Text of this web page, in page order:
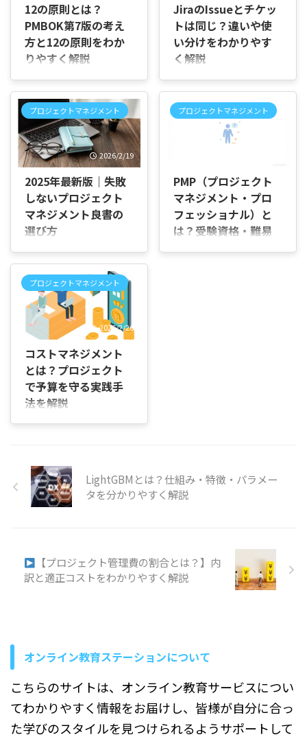
12の原則とは？
PMBOK第7版の考え
方と12の原則をわか
りやすく解説
てくる12の原則って、何を意
味しているの？」「これまで
のPMBOKと何が変わった
の？」「試験対策や実務で
は、12の原則をどのように理
解すればいいの？」と迷って
は、プロジェクトを進めるう
えで大切にしたい考え方とし
て、12の原則が示されていま
す。 この記事では、PMBOK
理しながら、12の原則が何を
表しているのかを順を追って
説明していきます。 12の原
則とは？PMBOK第7版で重視
される考え方 PMBOK第7版で
は、手順 ...
JiraのIssueとチケッ
トは同じ？違いや使
い分けをわかりやす
く解説
ットは、同じ意味で使ってよ
いのだろう」「メンバーによ
って呼び方が違い、会話の内
容がずれてしまわないか不
安」と感じていませんか。
に、社内では「チケットを作
成して」「このチケットを担
当して」と言われることがあ
り、どちらの言葉を使えばよ
事では、Issueとチケットの意
プロジェクトマネジメント
2026/2/19
2025年最新版｜失敗
しないプロジェクト
マネジメント良書の
選び方
トマネジメントの良書・おす
すめ本総まとめ プロジェクト
マネジメントは、ビジネスや
教育、IT業界など幅広い分野
で重要なスキルです。効率よ
く成果を出すためには、しっ
欠かせません。この章では、
2025年最新のおすすめ本や
良書を総まとめとして紹介
し、選ぶ際のポイントも詳し
を選ぶ際の大事なポイント
す。プロジェクトの立ち上げ
から終結まで、一連の流れを
筋道立てて学べる本は基礎固
めに最適で ...
プロジェクトマネジメント
PMP（プロジェクト
マネジメント・プロ
フェッショナル）と
は？受験資格・難易
の難易度、取得によって得ら
れるメリット、取得を検討す
プロジェクトマネジメント
2026/2/26
コストマネジメント
とは？プロジェクト
で予算を守る実践手
法を解説
はじめに 「なぜか最後に予算
せんか？コストマネジメント
とは、あらかじめ決めた予算
の金額の中で、プロジェクト
まず、プロジェクト全体でい
くら使うのか総額をはっきり
決めます。次に、その総額を
どおりかどうかを、毎月・毎
字で確認しま ...
LightGBMとは？仕組み・特徴・パラメー
タを分かりやすく解説
【プロジェクト管理費の割合とは？】内
訳と適正コストをわかりやすく解説
オンライン教育ステーションについて
こちらのサイトは、オンライン教育サービスについ
てわかりやすく情報をお届けし、皆様が自分に合っ
た学びのスタイルを見つけられるようサポートして